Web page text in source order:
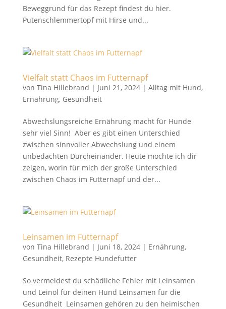
Beweggrund für das Rezept findest du hier.
Putenschlemmertopf mit Hirse und...
Vielfalt statt Chaos im Futternapf
von Tina Hillebrand | Juni 21, 2024| Alltag mit Hund,
Ernährung, Gesundheit
Abwechslungsreiche Ernährung macht für Hunde
sehr viel Sinn! Aber es gibt einen Unterschied
zwischen sinnvoller Abwechslung und einem
unbedachten Durcheinander. Heute möchte ich dir
zeigen, worin für mich der große Unterschied
zwischen Chaos im Futternapf und der...
Leinsamen im Futternapf
von Tina Hillebrand | Juni 18, 2024| Ernährung,
Gesundheit, Rezepte Hundefutter
So vermeidest du schädliche Fehler mit Leinsamen
und Leinöl für deinen Hund Leinsamen für die
Gesundheit Leinsamen gehören zu den heimischen